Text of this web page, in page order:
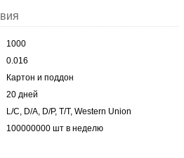
1000
0.016
Картон и поддон
20 дней
L/C, D/A, D/P, T/T, Western Union
100000000 шт в неделю